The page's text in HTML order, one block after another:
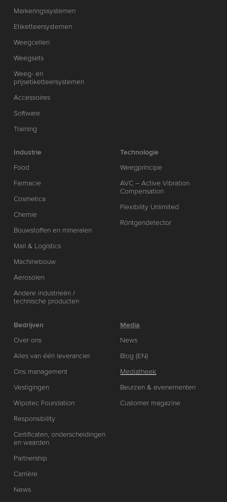
Markeringssystemen
Etiketteersystemen
Weegcellen
Weegsets
Weeg- en
prijsetiketteersystemen
Accessoires
Software
Training
Industrie
Food
Farmacie
Cosmetica
Chemie
Bouwstoffen en mineralen
Mail & Logistics
Machinebouw
Aerosolen
Andere industrieën /
technische producten
Technologie
Weegprincipe
AVC – Active Vibration
Compensation
Flexibility Unlimited
Röntgendetector
Bedrijven
Over ons
Alles van één leverancier
Ons management
Vestigingen
Wipotec Foundation
Responsibility
Certificaten, onderscheidingen
en waarden
Partnership
Carrière
News
Media
News
Blog (EN)
Mediatheek
Beurzen & evenementen
Customer magazine